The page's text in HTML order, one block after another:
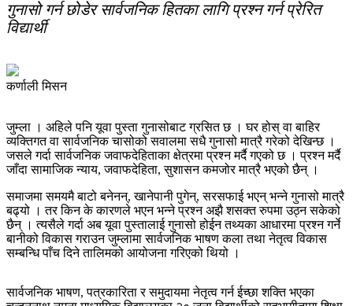
गुनासो गर्न छोडेर सार्वजनिक हितका लागि प्रश्न गर्न प्रेरित
विद्यार्थी
कर्णाली मिसन
जुम्ला । अहिले पनि यूवा पुस्ता गुनासोबाट ग्रसित छ । घर होस् वा बाहिर
व्यक्तिगत वा सार्वजनिक चासोको सवालमा सधै गुनासो मात्रै गरेको देखिन्छ ।
जसले गर्दा सार्वजनिक जवाफदेहिताका क्षेत्रमा प्रश्न मर्दै गएको छ । प्रश्न मर्दै
जाँदा सामाजिक न्याय, जवाफदेहिता, सुशासन कमजोर मात्रै भएको छैन् ।
समाजमा समयमै बाटो बनेनन्, खानेपानी पुगेन्, सरसफाई भएन् भन्ने गुनासो मात्रै
बढ्यो । तर किन के कारणले भएन भन्ने प्रश्न अझै शसक्त रुपमा उठ्न सकेको
छैन् । त्यसैले गर्दा अब यूवा पुस्तालाई गुनासो होईन तथ्यका आधारमा प्रश्न गर्ने
बानीको विकास गराउन जुम्लामा सार्वजनिक भाषण कला तथा नेतृत्व विकास
सम्बन्धि पाँच दिने तालिमको आयोजना गरिएको थियो ।
सार्वजनिक भाषण, पत्रकारिता र समुदायमा नेतृत्व गर्न ईच्छा शक्ति भएका